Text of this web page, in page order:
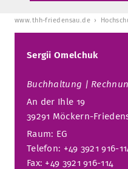
www.thh-friedensau.de
Sergii Omelchuk
Buchhaltung |
An der Ihle 19
39291 Möckern-
Raum: EG
Telefon: +49 3921 916-
Fax: +49 3921 916-114